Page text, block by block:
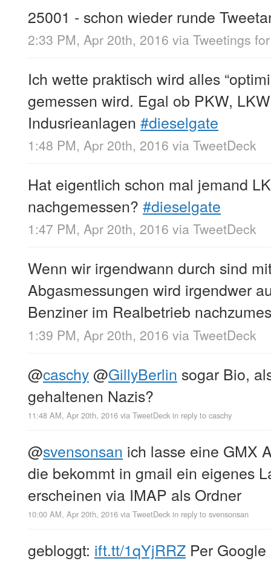
25001 - schon wieder runde
2:33 PM, Apr 20th, 2016 via Tweetings
Ich wette praktisch wird alles
gemessen wird. Egal ob PKW,
Indusrieanlagen #dieselgate
1:48 PM, Apr 20th, 2016 via TweetDeck
Hat eigentlich schon mal jemand
nachgemessen? #dieselgate
1:47 PM, Apr 20th, 2016 via TweetDeck
Wenn wir irgendwann durch sind
Abgasmessungen wird irgendwer
Benziner im Realbetrieb
1:39 PM, Apr 20th, 2016 via TweetDeck
@caschy@GillyBerlin sogar Bio,
gehaltenen Nazis?
11:48 AM, Apr 20th, 2016 via TweetDeck in reply to caschy
@svensonsan ich lasse eine GMX
die bekommt in gmail ein eigenes
erscheinen via IMAP als Ordner
10:00 AM, Apr 20th, 2016 via TweetDeck in reply to svensonsan
gebloggt: ift.tt/1qYjRRZ Per